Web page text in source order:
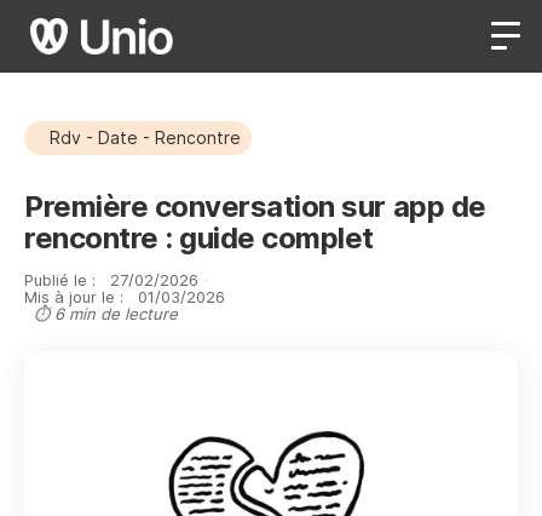
Rdv - Date - Rencontre
Première conversation sur app de
rencontre : guide complet
Publié le : 27/02/2026 ·
Mis à jour le :
01/03/2026
⏱ 6 min de lecture